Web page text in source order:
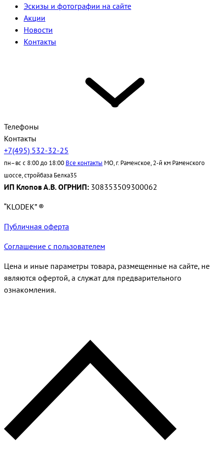
Эскизы и фотографии на сайте
Акции
Новости
Контакты
Телефоны
Контакты
+7(495) 532-32-25
пн–вс с 8:00 до 18:00 Все контакты МО, г. Раменское, 2-й км Раменского
шоссе, стройбаза Белка35
ИП Клопов А.В. ОГРНИП: 308353509300062
“KLODEK” ®
Публичная оферта
Соглашение с пользователем
Цена и иные параметры товара, размещенные на сайте, не
являются офертой, а служат для предварительного
ознакомления.